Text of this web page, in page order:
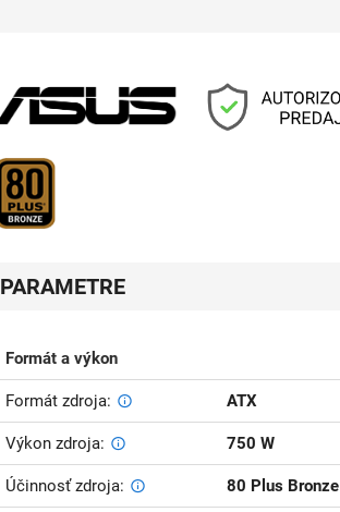
PARAMETRE
Formát a výkon
Formát zdroja ATX
Výkon zdroja 750 W
Účinnosť zdroja 80 Plus Bronze